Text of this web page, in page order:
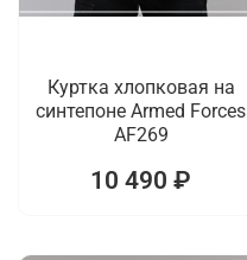
Куртка хлопковая на
синтепоне Armed Forces
AF269
10 490 ₽